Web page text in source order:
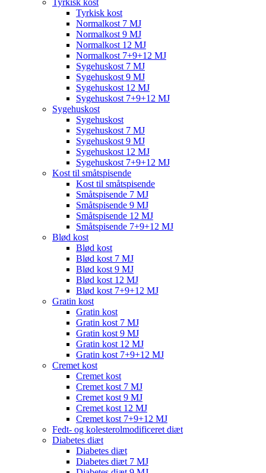
Tyrkisk kost
Tyrkisk kost
Normalkost 7 MJ
Normalkost 9 MJ
Normalkost 12 MJ
Normalkost 7+9+12 MJ
Sygehuskost 7 MJ
Sygehuskost 9 MJ
Sygehuskost 12 MJ
Sygehuskost 7+9+12 MJ
Sygehuskost
Sygehuskost
Sygehuskost 7 MJ
Sygehuskost 9 MJ
Sygehuskost 12 MJ
Sygehuskost 7+9+12 MJ
Kost til småtspisende
Kost til småtspisende
Småtspisende 7 MJ
Småtspisende 9 MJ
Småtspisende 12 MJ
Småtspisende 7+9+12 MJ
Blød kost
Blød kost
Blød kost 7 MJ
Blød kost 9 MJ
Blød kost 12 MJ
Blød kost 7+9+12 MJ
Gratin kost
Gratin kost
Gratin kost 7 MJ
Gratin kost 9 MJ
Gratin kost 12 MJ
Gratin kost 7+9+12 MJ
Cremet kost
Cremet kost
Cremet kost 7 MJ
Cremet kost 9 MJ
Cremet kost 12 MJ
Cremet kost 7+9+12 MJ
Fedt- og kolesterolmodificeret diæt
Diabetes diæt
Diabetes diæt
Diabetes diæt 7 MJ